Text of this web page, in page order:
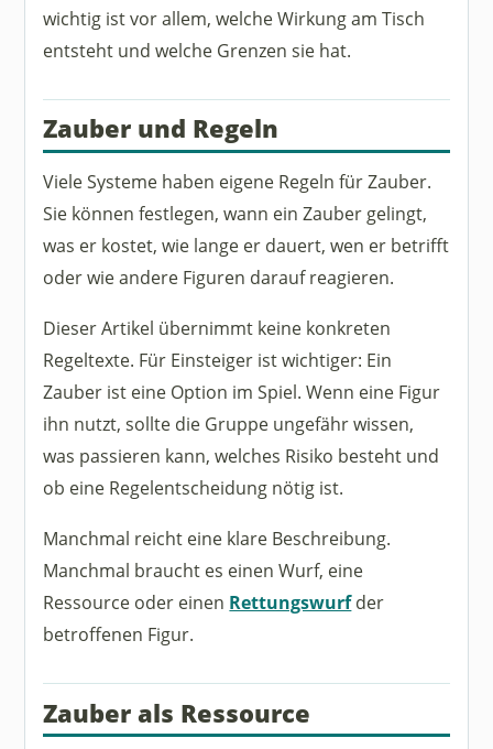
wichtig ist vor allem, welche Wirkung am Tisch
entsteht und welche Grenzen sie hat.
Zauber und Regeln
Viele Systeme haben eigene Regeln für Zauber.
Sie können festlegen, wann ein Zauber gelingt,
was er kostet, wie lange er dauert, wen er betrifft
oder wie andere Figuren darauf reagieren.
Dieser Artikel übernimmt keine konkreten
Regeltexte. Für Einsteiger ist wichtiger: Ein
Zauber ist eine Option im Spiel. Wenn eine Figur
ihn nutzt, sollte die Gruppe ungefähr wissen,
was passieren kann, welches Risiko besteht und
ob eine Regelentscheidung nötig ist.
Manchmal reicht eine klare Beschreibung.
Manchmal braucht es einen Wurf, eine
Ressource oder einen Rettungswurfder
betroffenen Figur.
Zauber als Ressource